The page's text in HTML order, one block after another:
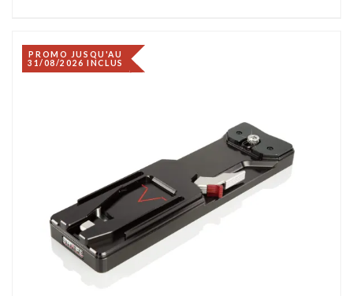
PROMO JUSQU'AU
31/08/2026 INCLUS